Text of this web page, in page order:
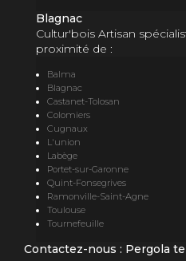
Blagnac
Cultur'bois Artisan
proximité de :
Balma
Blagnac
Castanet-Tolosan
Colomiers
Cugnaux
L'union
Labège
Portet-sur-Garonne
Quint-Fonsegrives
Ramonville-Saint-Agne
Toulouse
Tournefeuille
Contactez-nous : Pergola